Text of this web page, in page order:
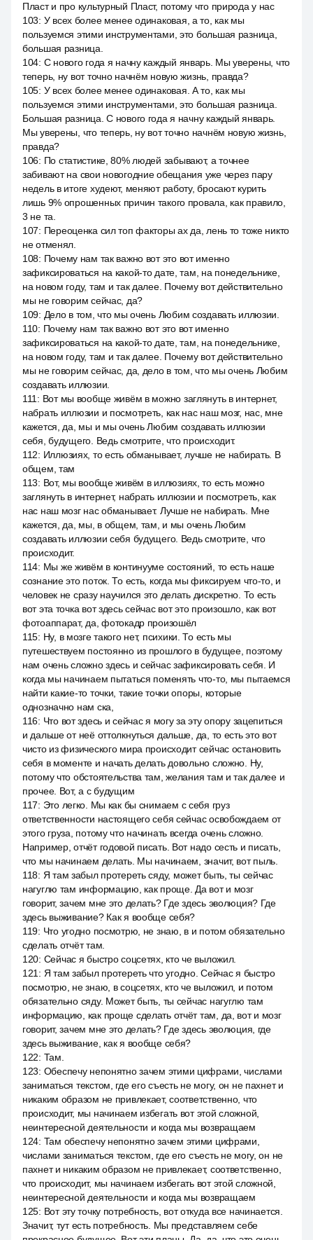
Пласт и про культурный Пласт, потому что природа у нас
103: У всех более менее одинаковая, а то, как мы
пользуемся этими инструментами, это большая разница,
большая разница.
104: С нового года я начну каждый январь. Мы уверены, что
теперь, ну вот точно начнём новую жизнь, правда?
105: У всех более менее одинаковая. А то, как мы
пользуемся этими инструментами, это большая разница.
Большая разница. С нового года я начну каждый январь.
Мы уверены, что теперь, ну вот точно начнём новую жизнь,
правда?
106: По статистике, 80% людей забывают, а точнее
забивают на свои новогодние обещания уже через пару
недель в итоге худеют, меняют работу, бросают курить
лишь 9% опрошенных причин такого провала, как правило,
3 не та.
107: Переоценка сил топ факторы ах да, лень то тоже никто
не отменял.
108: Почему нам так важно вот это вот именно
зафиксироваться на какой-то дате, там, на понедельнике,
на новом году, там и так далее. Почему вот действительно
мы не говорим сейчас, да?
109: Дело в том, что мы очень Любим создавать иллюзии.
110: Почему нам так важно вот это вот именно
зафиксироваться на какой-то дате, там, на понедельнике,
на новом году, там и так далее. Почему вот действительно
мы не говорим сейчас, да, дело в том, что мы очень Любим
создавать иллюзии.
111 : Вот мы вообще живём в можно заглянуть в интернет,
набрать иллюзии и посмотреть, как нас наш мозг, нас, мне
кажется, да, мы и мы очень Любим создавать иллюзии
себя, будущего. Ведь смотрите, что происходит.
112: Иллюзиях, то есть обманывает, лучше не набирать. В
общем, там
113: Вот, мы вообще живём в иллюзиях, то есть можно
заглянуть в интернет, набрать иллюзии и посмотреть, как
нас наш мозг нас обманывает. Лучше не набирать. Мне
кажется, да, мы, в общем, там, и мы очень Любим
создавать иллюзии себя будущего. Ведь смотрите, что
происходит.
114: Мы же живём в континууме состояний, то есть наше
сознание это поток. То есть, когда мы фиксируем что-то, и
человек не сразу научился это делать дискретно. То есть
вот эта точка вот здесь сейчас вот это произошло, как вот
фотоаппарат, да, фотокадр произошёл
115: Ну, в мозге такого нет, психики. То есть мы
путешествуем постоянно из прошлого в будущее, поэтому
нам очень сложно здесь и сейчас зафиксировать себя. И
когда мы начинаем пытаться поменять что-то, мы пытаемся
найти какие-то точки, такие точки опоры, которые
однозначно нам ска,
116: Что вот здесь и сейчас я могу за эту опору зацепиться
и дальше от неё оттолкнуться дальше, да, то есть это вот
чисто из физического мира происходит сейчас остановить
себя в моменте и начать делать довольно сложно. Ну,
потому что обстоятельства там, желания там и так далее и
прочее. Вот, а с будущим
117: Это легко. Мы как бы снимаем с себя груз
ответственности настоящего себя сейчас освобождаем от
этого груза, потому что начинать всегда очень сложно.
Например, отчёт годовой писать. Вот надо сесть и писать,
что мы начинаем делать. Мы начинаем, значит, вот пыль.
118: Я там забыл протереть сяду, может быть, ты сейчас
нагуглю там информацию, как проще. Да вот и мозг
говорит, зачем мне это делать? Где здесь эволюция? Где
здесь выживание? Как я вообще себя?
119: Что угодно посмотрю, не знаю, в и потом обязательно
сделать отчёт там.
120: Сейчас я быстро соцсетях, кто че выложил.
121 : Я там забыл протереть что угодно. Сейчас я быстро
посмотрю, не знаю, в соцсетях, кто че выложил, и потом
обязательно сяду. Может быть, ты сейчас нагуглю там
информацию, как проще сделать отчёт там, да, вот и мозг
говорит, зачем мне это делать? Где здесь эволюция, где
здесь выживание, как я вообще себя?
122: Там.
123: Обеспечу непонятно зачем этими цифрами, числами
заниматься текстом, где его съесть не могу, он не пахнет и
никаким образом не привлекает, соответственно, что
происходит, мы начинаем избегать вот этой сложной,
неинтересной деятельности и когда мы возвращаем
124: Там обеспечу непонятно зачем этими цифрами,
числами заниматься текстом, где его съесть не могу, он не
пахнет и никаким образом не привлекает, соответственно,
что происходит, мы начинаем избегать вот этой сложной,
неинтересной деятельности и когда мы возвращаем
125: Вот эту точку потребность, вот откуда все начинается.
Значит, тут есть потребность. Мы представляем себе